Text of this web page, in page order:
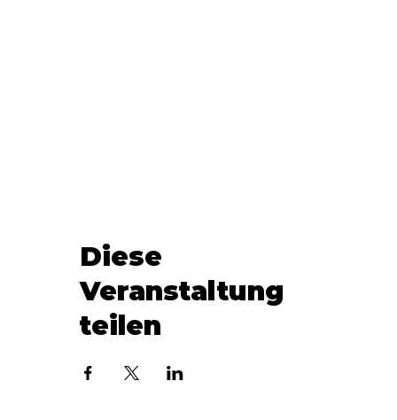
Diese
Veranstaltung
teilen